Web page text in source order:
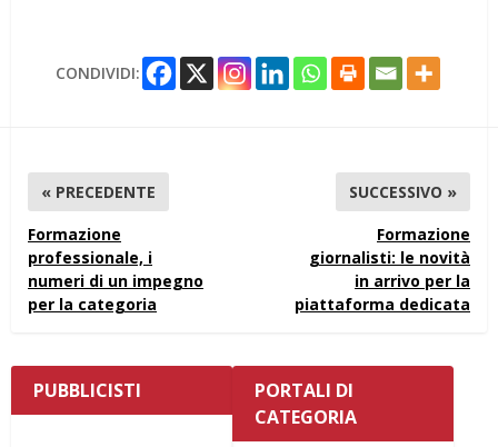
CONDIVIDI:
« PRECEDENTE
Formazione
professionale, i
numeri di un impegno
per la categoria
SUCCESSIVO »
Formazione
giornalisti: le novità
in arrivo per la
piattaforma dedicata
PUBBLICISTI
PORTALI DI
CATEGORIA